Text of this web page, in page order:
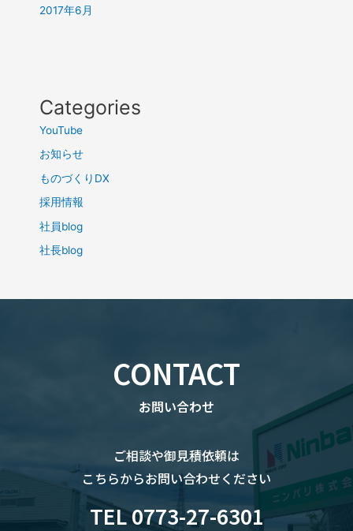
2017年6月
Categories
YouTube
お知らせ
ものづくりDX
採用情報
社員blog
社長blog
CONTACT
お問い合わせ
ご相談や御見積依頼は
こちらからお問い合わせください
TEL 0773-27-6301